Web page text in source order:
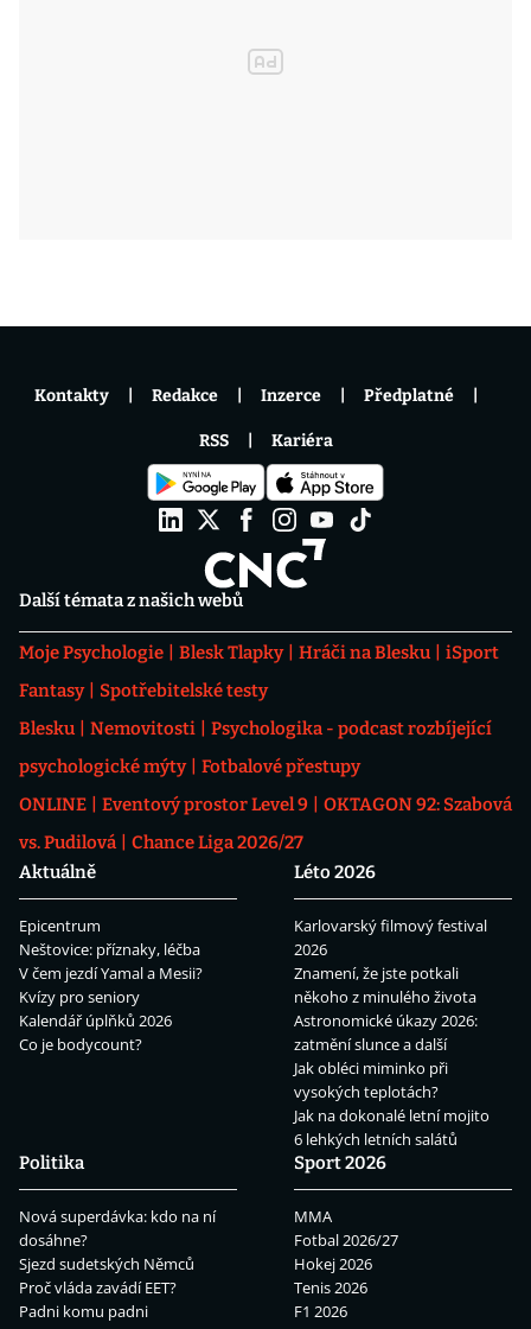
Další témata z našich webů
Moje Psychologie Blesk Tlapky Hráči na Blesku
iSport
Fantasy
Spotřebitelské testy
Blesku
Nemovitosti
Psychologika - podcast rozbíjející
psychologické mýty
Fotbalové přestupy
ONLINE
Eventový prostor Level 9
OKTAGON 92: Szabová
vs. Pudilová
Chance Liga 2026/27
Aktuálně
Epicentrum
Neštovice: příznaky, léčba
V čem jezdí Yamal a Mesii?
Kvízy pro seniory
Kalendář úplňků 2026
Co je bodycount?
Léto 2026
Karlovarský filmový festival
2026
Znamení, že jste potkali
někoho z minulého života
Astronomické úkazy 2026:
zatmění slunce a další
Jak obléci miminko při
vysokých teplotách?
Jak na dokonalé letní mojito
6 lehkých letních salátů
Politika
Nová superdávka: kdo na ní
dosáhne?
Sjezd sudetských Němců
Proč vláda zavádí EET?
Padni komu padni
Sport 2026
MMA
Fotbal 2026/27
Hokej 2026
Tenis 2026
F1 2026
Kontakty Redakce Inzerce Předplatné
RSS Kariéra